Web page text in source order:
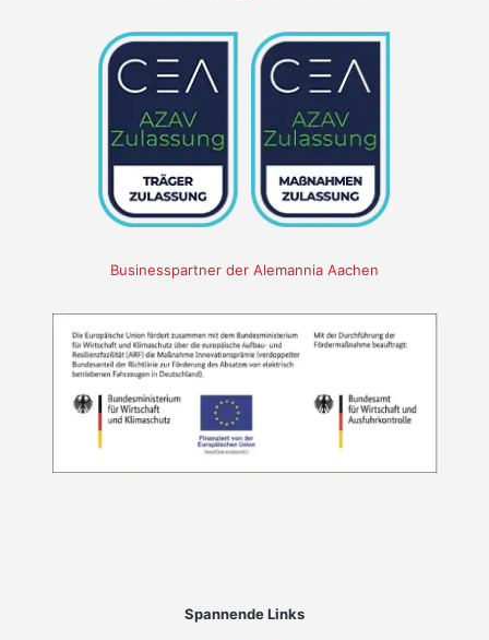
Businesspartner der Alemannia Aachen
Spannende Links